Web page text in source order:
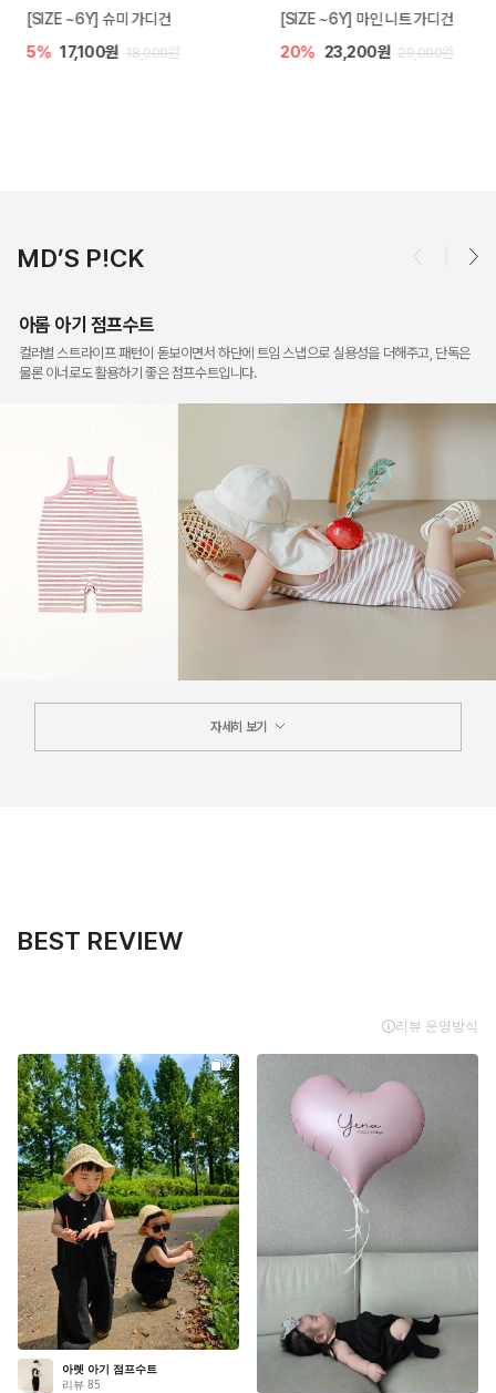
슈미 가디건
원 18,000원
[SIZE ~6Y] 마인 니트 가디건
23,200원 29,000원
밀라
10%
MD’S P!CK
아롬 아기 점프수트
컬러별 스트라이프 패턴이 돋보이면서 하단에 트임 스냅으로 실용성을 더해주고, 단독은
물론 이너로도 활용하기 좋은 점프수트입니다.
자세히 보기
BEST REVIEW